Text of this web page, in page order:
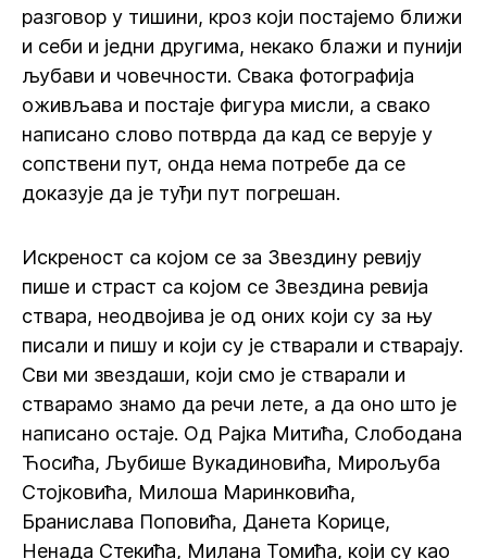
разговор у тишини, кроз који постајемо ближи
и себи и једни другима, некако блажи и пунији
љубави и човечности. Свака фотографија
оживљава и постаје фигура мисли, а свако
написано слово потврда да кад се верује у
сопствени пут, онда нема потребе да се
доказује да је туђи пут погрешан.
Искреност са којом се за Звездину ревију
пише и страст са којом се Звездина ревија
ствара, неодвојива је од оних који су за њу
писали и пишу и који су је стварали и стварају.
Сви ми звездаши, који смо је стварали и
стварамо знамо да речи лете, а да оно што је
написано остаје. Од Рајка Митића, Слободана
Ћосића, Љубише Вукадиновића, Мирољуба
Стојковића, Милоша Маринковића,
Бранислава Поповића, Данета Корице,
Ненада Стекића, Милана Томића, који су као